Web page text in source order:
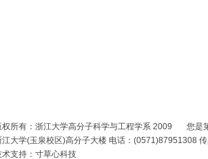
权所有：浙江大学高分子科学与工程学系 2009 您是
江大学(玉泉校区)高分子大楼 电话：(0571)87951308
支持： 寸草心科技